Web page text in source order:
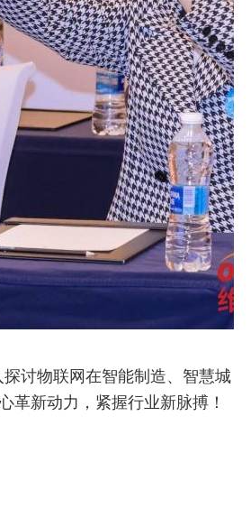
讨物联网在智能制造、智慧城
革新动力，紧握行业新脉搏！